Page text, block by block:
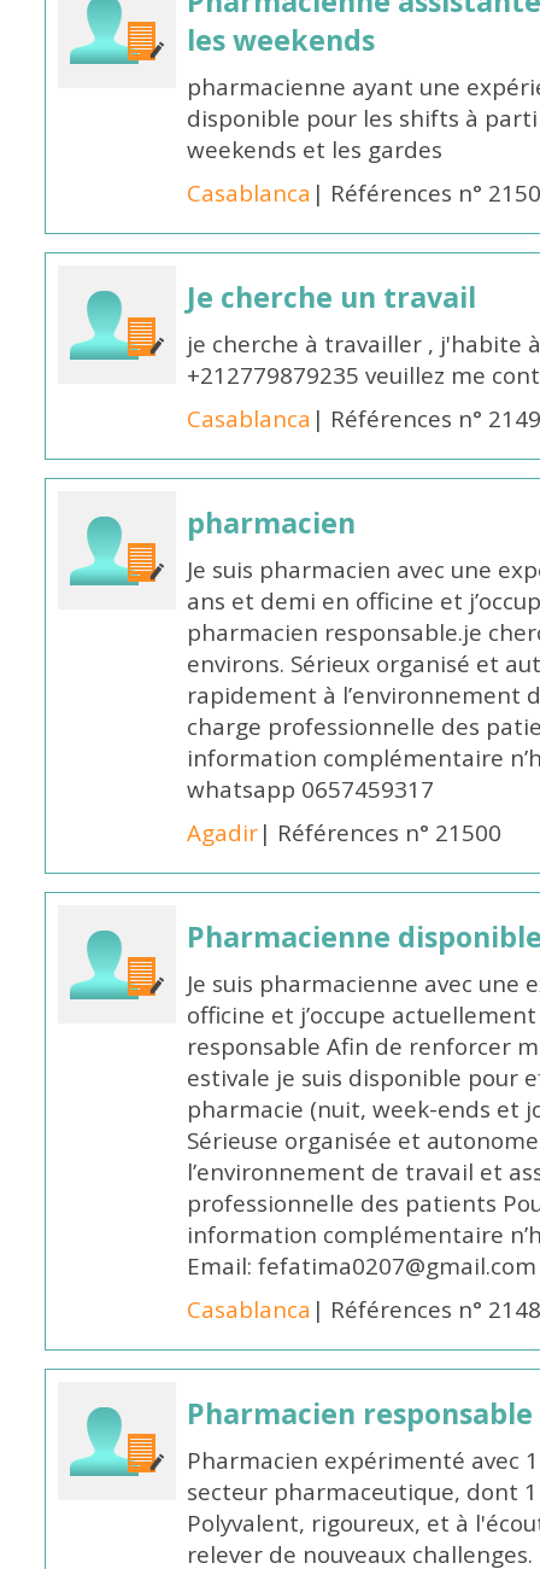
les weekends
pharmacienne ayant une
disponible pour les shifts à
weekends et les gardes
Casablanca | Références n°
Je cherche un travail
je cherche à travailler , j'habite
+212779879235 veuillez me
Casablanca | Références n°
pharmacien
Je suis pharmacien avec une
ans et demi en officine et
pharmacien responsable.je
environs. Sérieux organisé et
rapidement à l’environnement
charge professionnelle des
information complémentaire
whatsapp 0657459317
Agadir| Références n° 21500
Pharmacienne
Je suis pharmacienne avec
officine et j’occupe
responsable Afin de renforcer
estivale je suis disponible pour
pharmacie (nuit, week-ends et
Sérieuse organisée et
l’environnement de travail et
professionnelle des patients
information complémentaire
Email: fefatima0207@gmail.com
Casablanca | Références n°
Pharmacien responsable
Pharmacien expérimenté avec
secteur pharmaceutique, dont
Polyvalent, rigoureux, et à
relever de nouveaux